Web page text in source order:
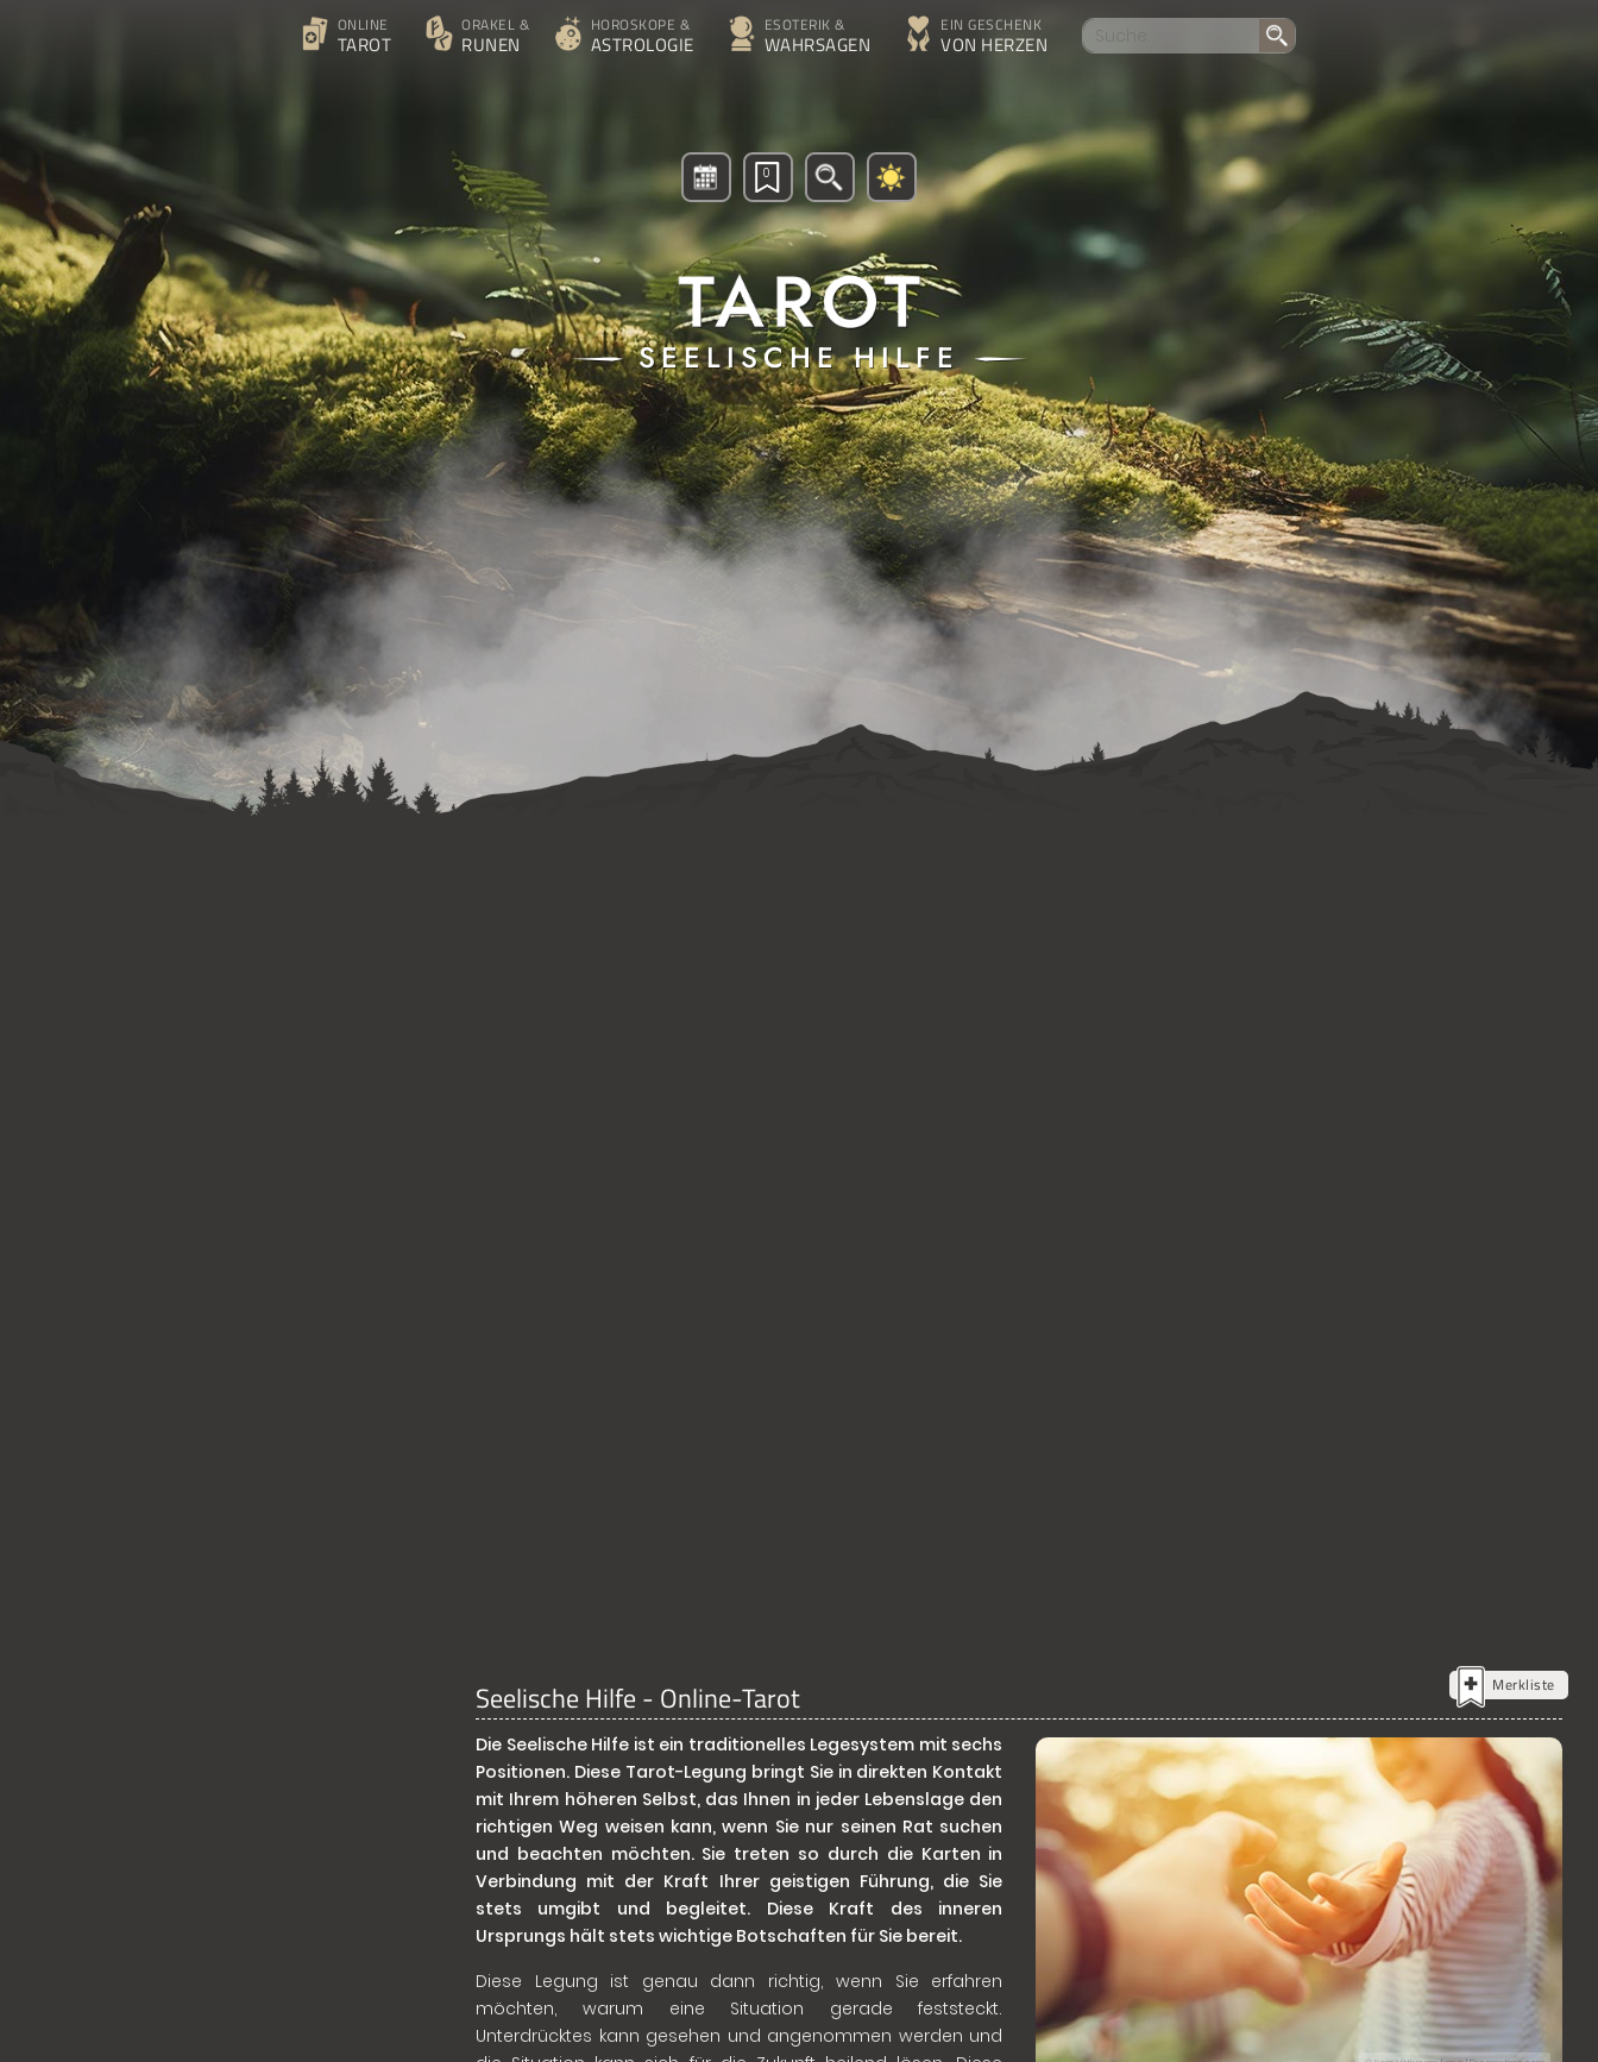
ONLINE
TAROT
ORAKEL &
RUNEN
HOROSKOPE &
ASTROLOGIE
ESOTERIK &
WAHRSAGEN
EIN GESCHENK
VON HERZEN
0
SEELISCHE HILFE
Merkliste
Seelische Hilfe - Online-Tarot
Die Seelische Hilfe ist ein traditionelles Legesystem mit sechs
Positionen. Diese Tarot-Legung bringt Sie in direkten Kontakt
mit Ihrem höheren Selbst, das Ihnen in jeder Lebenslage den
richtigen Weg weisen kann, wenn Sie nur seinen Rat suchen
und beachten möchten. Sie treten so durch die Karten in
Verbindung mit der Kraft Ihrer geistigen Führung, die Sie
stets umgibt und begleitet. Diese Kraft des inneren
Ursprungs hält stets wichtige Botschaften für Sie bereit.
Diese Legung ist genau dann richtig, wenn Sie erfahren
möchten, warum eine Situation gerade feststeckt.
Unterdrücktes kann gesehen und angenommen werden und